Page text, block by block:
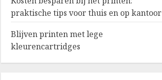
praktische tips voor thuis en op kantoor
Blijven printen met lege
kleurencartridges